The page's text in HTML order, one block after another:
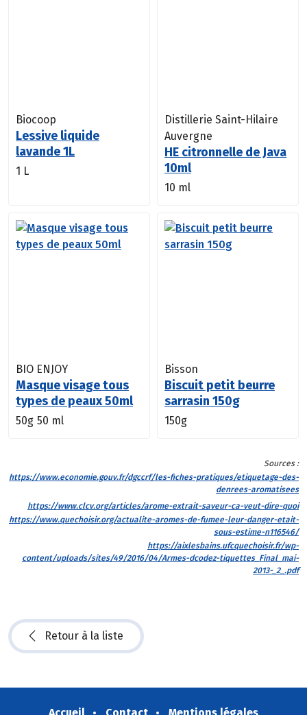
Biocoop
Lessive liquide
lavande 1L
1 L
Distillerie Saint-Hilaire
Auvergne
HE citronnelle de Java
10ml
10 ml
BIO ENJOY
Masque visage tous
types de peaux 50ml
50g 50 ml
Bisson
Biscuit petit beurre
sarrasin 150g
150g
Sources :
https://www.economie.gouv.fr/dgccrf/les-fiches-pratiques/etiquetage-des-
denrees-aromatisees
https://www.clcv.org/articles/arome-extrait-saveur-ca-veut-dire-quoi
https://www.quechoisir.org/actualite-aromes-de-fumee-leur-danger-etait-
sous-estime-n116546/
https://aixlesbains.ufcquechoisir.fr/wp-
content/uploads/sites/49/2016/04/Armes-dcodez-tiquettes_Final_mai-
2013-_2_.pdf
Retour à la liste